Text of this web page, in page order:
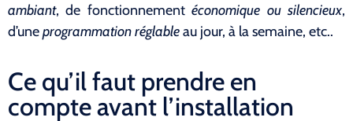
ambiant, de fonctionnementéconomique ou silencieux,
d’uneprogrammation réglableau jour, à la semaine, etc..
Ce qu’il faut prendre en
compte avant l’installation